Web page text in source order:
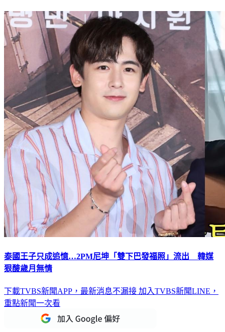
泰國王子只成追憶…2PM尼坤「雙下巴發福照」流出 韓媒
狠酸歲月無情
下載TVBS新聞APP，最新消息不漏接 加入TVBS新聞LINE，
重點新聞一次看